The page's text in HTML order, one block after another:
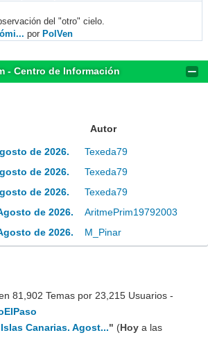
del "otro" cielo.
por PolVen
- Centro de Información
Autor
de 2026.
Texeda79
de 2026.
Texeda79
de 2026.
Texeda79
de 2026.
AritmePrim19792003
de 2026.
M_Pinar
81,902 Temas por 23,215 Usuarios -
Canarias. Agost..." (Hoy a las